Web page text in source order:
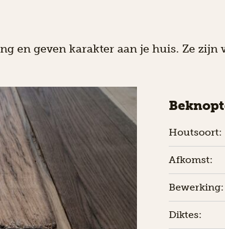
en geven karakter aan je huis. Ze
Houtsoort:
Afkomst:
Bewerking:
Diktes: